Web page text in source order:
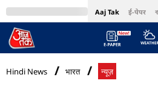
Aaj Tak ई-पेपर
MumbaiTak Cosmopolitan
Hindi News भारत न्यूज़